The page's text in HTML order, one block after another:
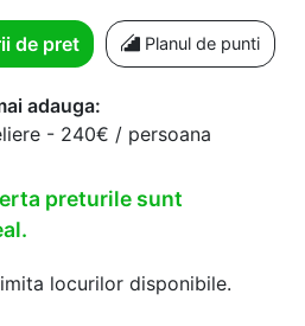
de pret Planul de punti
adauga:
- 240€ / persoana
preturile sunt
locurilor disponibile.